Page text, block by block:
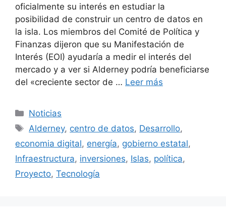
oficialmente su interés en estudiar la
posibilidad de construir un centro de datos en
la isla. Los miembros del Comité de Política y
Finanzas dijeron que su Manifestación de
Interés (EOI) ayudaría a medir el interés del
mercado y a ver si Alderney podría beneficiarse
del «creciente sector de … Leer más
Categorías
Noticias
Etiquetas
Alderney, centro de datos, Desarrollo,
economia digital, energía, gobierno estatal,
Infraestructura, inversiones, Islas, política,
Proyecto, Tecnología